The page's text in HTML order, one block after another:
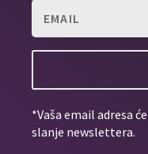
*Vaša email adresa
slanje newslettera.